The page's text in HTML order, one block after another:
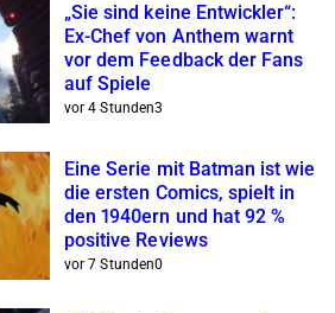
„Sie sind keine Entwickler“:
Ex-Chef von Anthem warnt
vor dem Feedback der Fans
auf Spiele
vor 4 Stunden3
Eine Serie mit Batman ist wie
die ersten Comics, spielt in
den 1940ern und hat 92 %
positive Reviews
vor 7 Stunden0